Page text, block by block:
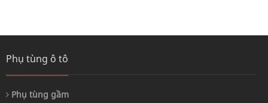
Phụ tùng ô tô
Phụ tùng gầm